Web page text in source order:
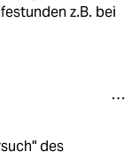
z.B. bei
des